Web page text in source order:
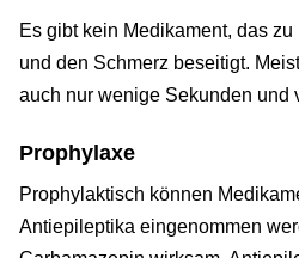
Es gibt kein Medikament, das
und den Schmerz beseitigt.
auch nur wenige Sekunden und
Prophylaxe
Prophylaktisch können
Antiepileptika eingenommen